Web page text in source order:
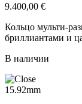
9.400,00 €
Кольцо мульти-
бриллиантами и
В наличии
15.92mm